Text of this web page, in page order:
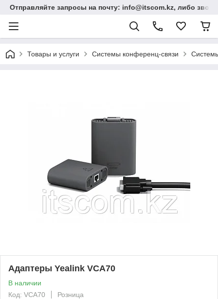
Отправляйте запросы на почту: info@itscom.kz, либо
Товары и услуги Системы конференц-связи
Адаптеры Yealink VCA70
В наличии
Код: VCA70
Розница